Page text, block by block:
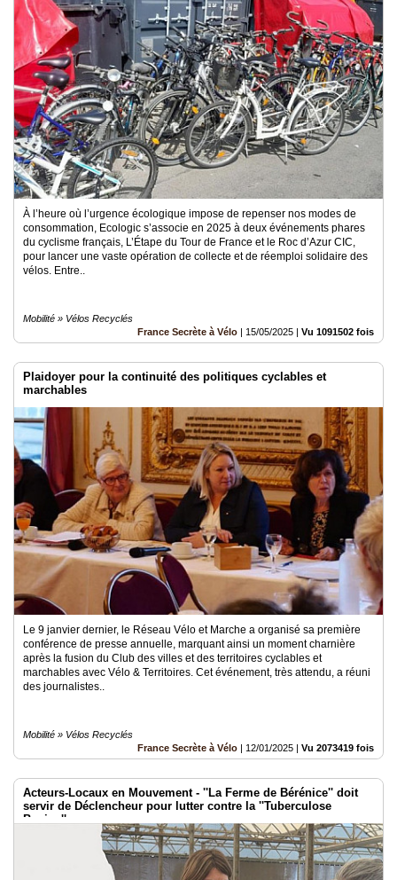
À l’heure où l’urgence écologique impose de repenser nos modes de
consommation, Ecologic s’associe en 2025 à deux événements phares
du cyclisme français, L’Étape du Tour de France et le Roc d’Azur CIC,
pour lancer une vaste opération de collecte et de réemploi solidaire des
vélos. Entre..
Mobilité » Vélos Recyclés
France Secrète à Vélo | 15/05/2025 | Vu 1091502 fois
Plaidoyer pour la continuité des politiques cyclables et
marchables
Le 9 janvier dernier, le Réseau Vélo et Marche a organisé sa première
conférence de presse annuelle, marquant ainsi un moment charnière
après la fusion du Club des villes et des territoires cyclables et
marchables avec Vélo & Territoires. Cet événement, très attendu, a réuni
des journalistes..
Mobilité » Vélos Recyclés
France Secrète à Vélo | 12/01/2025 | Vu 2073419 fois
Acteurs-Locaux en Mouvement - ''La Ferme de Bérénice'' doit
servir de Déclencheur pour lutter contre la ''Tuberculose
Bovine''